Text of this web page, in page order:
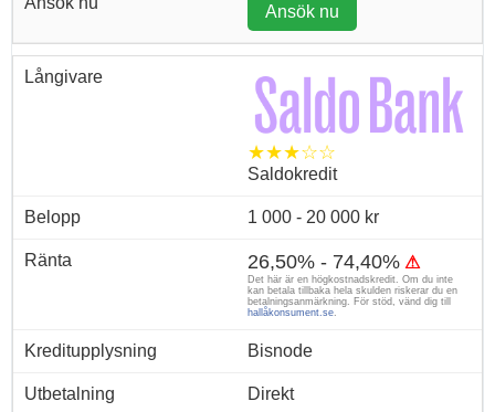
Ansök nu
★★★☆☆
Saldokredit
1 000 - 20 000 kr
26,50% - 74,40% ⚠
Det här är en högkostnadskredit. Om du inte
kan betala tillbaka hela skulden riskerar du en
betalningsanmärkning. För stöd, vänd dig till
hallåkonsument.se.
Bisnode
Direkt